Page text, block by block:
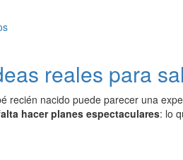
reales para
recién nacido puede parecer una
hacer planes espectaculares: lo